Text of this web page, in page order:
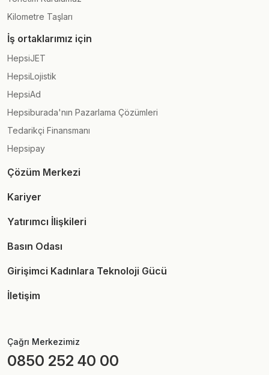
Kilometre Taşları
İş ortaklarımız için
HepsiJET
HepsiLojistik
HepsiAd
Hepsiburada'nın Pazarlama Çözümleri
Tedarikçi Finansmanı
Hepsipay
Çözüm Merkezi
Kariyer
Yatırımcı İlişkileri
Basın Odası
Girişimci Kadınlara Teknoloji Gücü
İletişim
Çağrı Merkezimiz
0850 252 40 00